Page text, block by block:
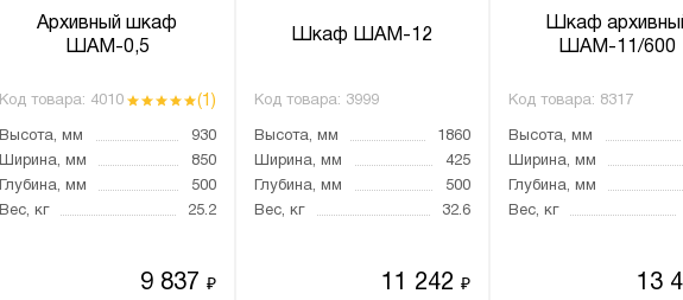
Архивный шкаф
ШАМ-0,5
Код товара: 4010 (1)
Высота, мм
930
Ширина, мм
850
Глубина, мм
500
Вес, кг
25.2
9 837 ₽
Шкаф ШАМ-12
Код товара: 3999
Высота, мм
1860
Ширина, мм
425
Глубина, мм
500
Вес, кг
32.6
11 242₽
Шкаф
ШАМ-11/600
Код товара: 8317
Высота, мм
Ширина, мм
Глубина, мм
Вес, кг
13